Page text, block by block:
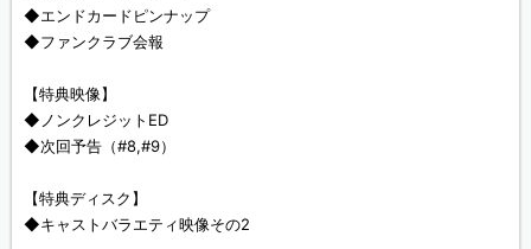
◆エンドカードピンナップ
◆ファンクラブ会報
【特典映像】
◆ノンクレジットED
◆次回予告（#8,#9）
【特典ディスク】
◆キャストバラエティ映像その2